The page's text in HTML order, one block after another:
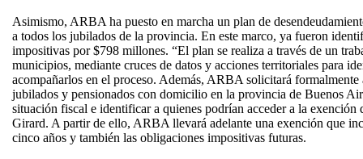
Asimismo, ARBA ha puesto en marcha un plan de
a todos los jubilados de la provincia. En este marco, ya fueron
impositivas por $798 millones. “El plan se realiza a través de un
municipios, mediante cruces de datos y acciones territoriales para
acompañarlos en el proceso. Además, ARBA solicitará
jubilados y pensionados con domicilio en la provincia de Buenos
situación fiscal e identificar a quienes podrían acceder a la
Girard. A partir de ello, ARBA llevará adelante una exención que
cinco años y también las obligaciones impositivas futuras.